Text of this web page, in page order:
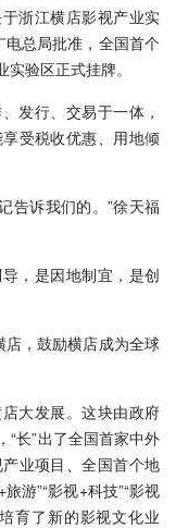
浙江横店影视产业实
总局批准，全国首个
验区正式挂牌。
发行、交易于一体，
受税收优惠、用地倾
告诉我们的。”徐天福
，是因地制宜，是创
，鼓励横店成为全球
大发展。这块由政府
“长”出了全国首家中外
业项目、全国首个地
游”“影视+科技”“影视
育了新的影视文化业